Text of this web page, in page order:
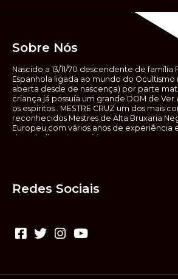
Sobre Nós
Nascido a 13/11/70 descendente de família
Espanhola ligada ao mundo do Ocultismo
aberta desde de nascença) por parte
criança já possuía um grande DOM de
os espíritos . MESTRE CRUZ um dos mais
reconhecidos Mestres de Alta Bruxaria
Europeu,com vários anos de experiência
de trabalhos de Ocultismo. Escreveu os
não o faça sem precauções e sem possuir
poderão causar danos. Consultai por isso
(médium) conhecedor, quando se trata
Redes Sociais